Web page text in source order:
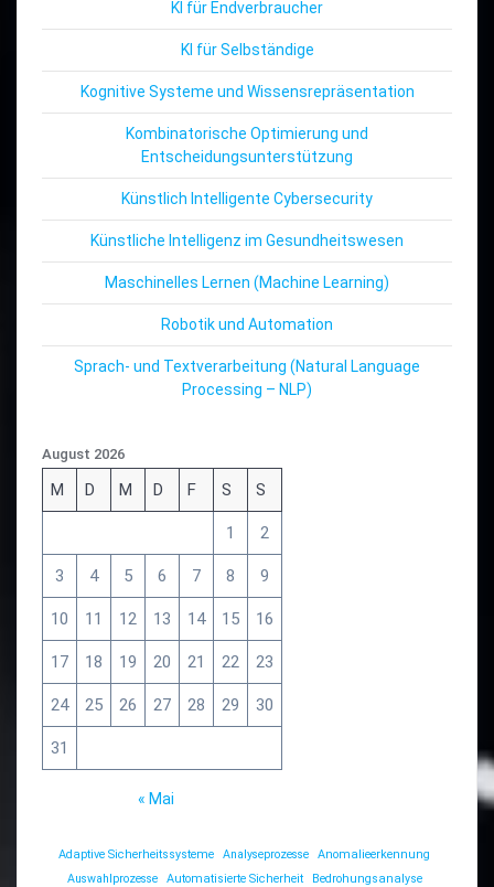
KI für Endverbraucher
KI für Selbständige
Kognitive Systeme und Wissensrepräsentation
Kombinatorische Optimierung und
Entscheidungsunterstützung
Künstlich Intelligente Cybersecurity
Künstliche Intelligenz im Gesundheitswesen
Maschinelles Lernen (Machine Learning)
Robotik und Automation
Sprach- und Textverarbeitung (Natural Language
Processing – NLP)
August 2026
M D M D F S S
1 2
3 4 5 6 7 8 9
10 11 12 13 14 15 16
17 18 19 20 21 22 23
24 25 26 27 28 29 30
31
« Mai
Adaptive Sicherheitssysteme Analyseprozesse
Anomalieerkennung
Auswahlprozesse
Automatisierte Sicherheit
Bedrohungsanalyse